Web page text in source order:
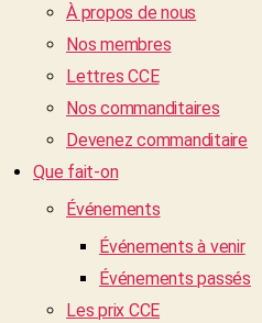
À propos de nous
Nos membres
Lettres CCE
Nos commanditaires
Devenez commanditaire
Que fait-on
Événements
Événements à venir
Événements passés
Les prix CCE